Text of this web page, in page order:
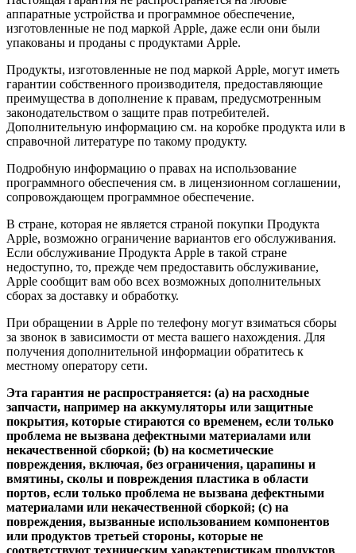
аппаратные устройства и программное обеспечение,
изготовленные не под маркой Apple, даже если они были
упакованы и проданы с продуктами Apple.
Продукты, изготовленные не под маркой Apple, могут иметь
гарантии собственного производителя, предоставляющие
преимущества в дополнение к правам, предусмотренным
законодательством о защите прав потребителей.
Дополнительную информацию см. на коробке продукта или в
справочной литературе по такому продукту.
Подробную информацию о правах на использование
программного обеспечения см. в лицензионном соглашении,
сопровождающем программное обеспечение.
В стране, которая не является страной покупки Продукта
Apple, возможно ограничение вариантов его обслуживания.
Если обслуживание Продукта Apple в такой стране
недоступно, то, прежде чем предоставить обслуживание,
Apple сообщит вам обо всех возможных дополнительных
сборах за доставку и обработку.
При обращении в Apple по телефону могут взиматься сборы
за звонок в зависимости от места вашего нахождения. Для
получения дополнительной информации обратитесь к
местному оператору сети.
Эта гарантия не распространяется: (a) на расходные
запчасти, например на аккумуляторы или защитные
покрытия, которые стираются со временем, если только
проблема не вызвана дефектными материалами или
некачественной сборкой; (b) на косметические
повреждения, включая, без ограничения, царапины и
вмятины, сколы и повреждения пластика в области
портов, если только проблема не вызвана дефектными
материалами или некачественной сборкой; (c) на
повреждения, вызванные использованием компонентов
или продуктов третьей стороны, которые не
соответствуют техническим характеристикам продуктов